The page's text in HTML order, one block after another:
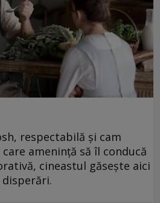
respectabilă și cam
amenință să îl conducă
cineastul găsește aici